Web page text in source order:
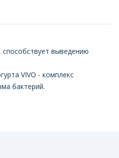
выведению
VIVO - комплекс
бактерий.